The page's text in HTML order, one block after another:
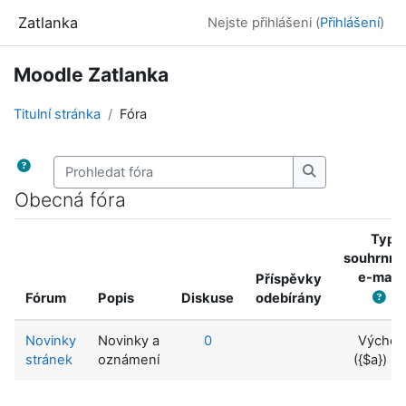
Zatlanka Nejste přihlášeni (Přihlášení)
Moodle Zatlanka
Titulní stránka Fóra
Prohledat fóra
Prohledat fóra
Obecná fóra
Fórum Popis Diskuse
Příspěvky
odebírány
Typ
e-
Novinky
stránek
Novinky a
oznámení
0
({$a})